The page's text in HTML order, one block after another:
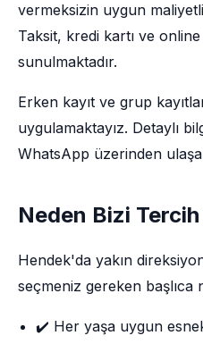
vermeksizin uygun
Taksit, kredi kartı ve
sunulmaktadır.
Erken kayıt ve grup
uygulamaktayız. Detaylı
WhatsApp üzerinden
Neden Bizi
Hendek'da yakın
seçmeniz gereken başlıca
✔️ Her yaşa uygun